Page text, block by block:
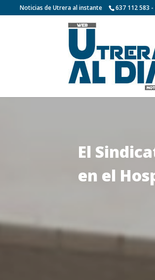
Noticias de Utrera al instante 637 112 583
El
en el